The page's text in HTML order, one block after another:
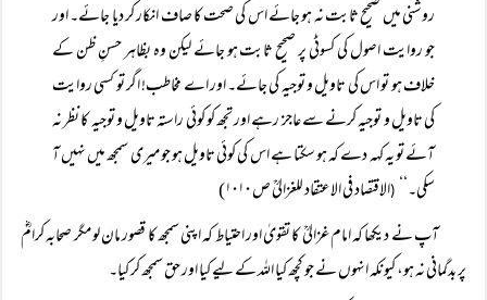
روشنی میں صحیح ثابت نہ ہو جائے اس کی صحت کا صاف انکار کر دیا جائے۔ اور
جو روایت اصول کی کسوٹی پر صحیح ثابت ہو جائے لیکن وہ بظاہر حسنِ ظن کے
خلاف ہو تو اس کی تاویل و توجیہ کی جائے۔ اور اے مخاطب! اگر تو کسی روایت
کی تاویل و توجیہ کرنے سے عاجز رہے اور تجھ کو کوئی راستہ تاویل و توجیہ کا نظر نہ
آئے تو یہ کہہ دے کہ ہو سکتا ہے اس کی کوئی تاویل ہو جو میری سمجھ میں نہیں آ
سکی۔‘‘
(الاقتصاد فی الاعتقاد للغزالیؒ ص ۱۰۱۰)
آپ نے دیکھا کہ امام غزالیؒ کا تقویٰ اور احتیاط کہ اپنی سمجھ کا قصور مان لو مگر صحابہ کرامؓ
پر بدگمانی نہ ہو، کیونکہ انہوں نے جو کچھ کیا اللہ کے لیے کیا اور حق سمجھ کر کیا۔